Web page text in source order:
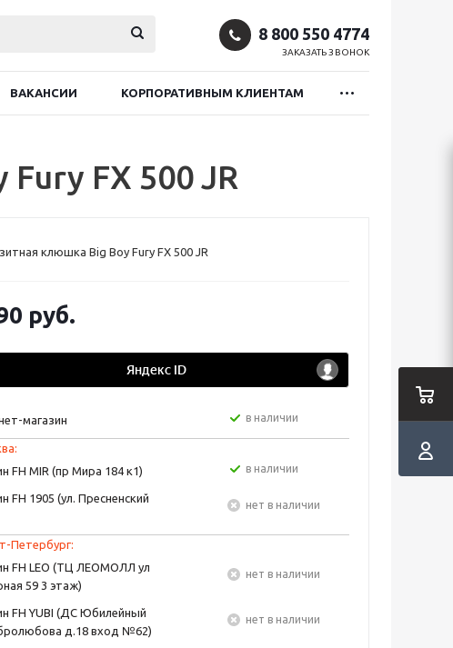
8 800 550 4774
ЗАКАЗАТЬ ЗВОНОК
ВАКАНСИИ КОРПОРАТИВНЫМ КЛИЕНТАМ
FX 500 JR
клюшка Big Boy Fury FX 500 JR
руб.
магазин в наличии
FH MIR (пр Мира 184 к1)
в наличии
FH 1905 (ул. Пресненский
Нет в наличии
Петербург:
FH LEO (ТЦ ЛЕОМОЛЛ ул
59 3 этаж)
Нет в наличии
FH YUBI (ДС Юбилейный
д.18 вход №62)
Нет в наличии